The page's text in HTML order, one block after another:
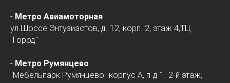
- Метро Авиамоторная
ул.Шоссе Энтузиастов, д. 12, корп. 2, этаж 4,ТЦ
"Город"
- Метро Румянцево
"Мебельпарк Румянцево" корпус А, п-д 1. 2-й этаж,